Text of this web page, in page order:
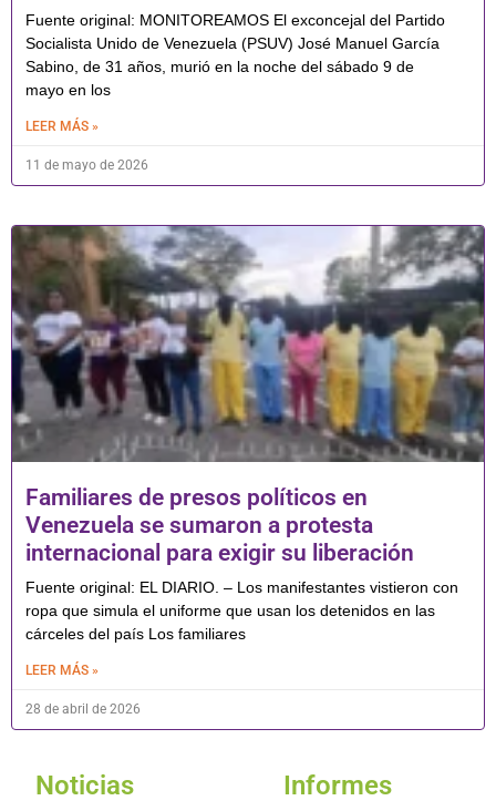
Fuente original: MONITOREAMOS El exconcejal del Partido
Socialista Unido de Venezuela (PSUV) José Manuel García
Sabino, de 31 años, murió en la noche del sábado 9 de
mayo en los
LEER MÁS »
11 de mayo de 2026
Familiares de presos políticos en
Venezuela se sumaron a protesta
internacional para exigir su liberación
Fuente original: EL DIARIO. – Los manifestantes vistieron con
ropa que simula el uniforme que usan los detenidos en las
cárceles del país Los familiares
LEER MÁS »
28 de abril de 2026
Noticias Informes